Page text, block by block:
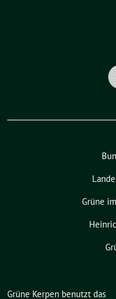
Grüne
Grüne Kerpen benutzt das